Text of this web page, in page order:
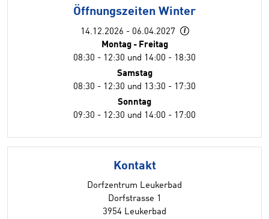
Öffnungszeiten Winter
14.12.2026 - 06.04.2027
Montag - Freitag
08:30 - 12:30 und 14:00 - 18:30
Samstag
08:30 - 12:30 und 13:30 - 17:30
Sonntag
09:30 - 12:30 und 14:00 - 17:00
Kontakt
Dorfzentrum Leukerbad
Dorfstrasse 1
3954 Leukerbad